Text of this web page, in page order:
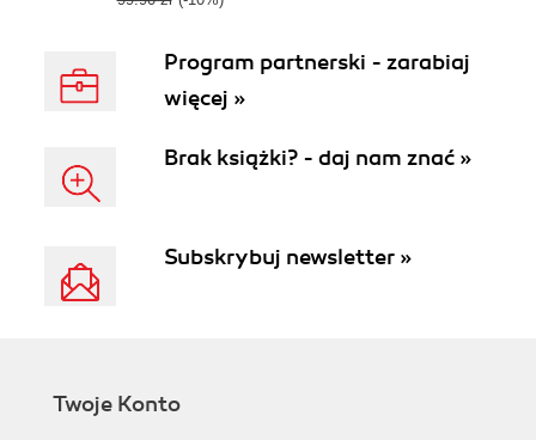
Program partnerski - zarabiaj
więcej »
Brak książki? - daj nam znać »
Subskrybuj newsletter »
Twoje Konto